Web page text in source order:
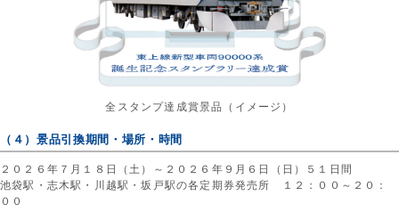
全スタンプ達成賞景品（イメージ）
（４）景品引換期間・場所・時間
２０２６年７月１８日（土）～２０２６年９月６日（日）５１日間
池袋駅・志木駅・川越駅・坂戸駅の各定期券発売所 １２：００～２０：
００